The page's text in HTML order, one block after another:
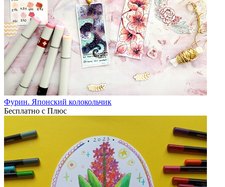
Фурин. Японский колокольчик
Бесплатно с Плюс